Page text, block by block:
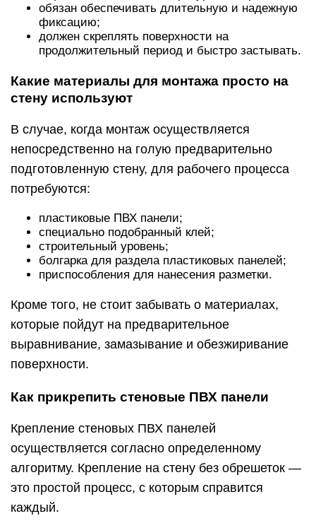
обязан обеспечивать длительную и надежную
фиксацию;
должен скреплять поверхности на
продолжительный период и быстро застывать.
Какие материалы для монтажа просто на
стену используют
В случае, когда монтаж осуществляется
непосредственно на голую предварительно
подготовленную стену, для рабочего процесса
потребуются:
пластиковые ПВХ панели;
специально подобранный клей;
строительный уровень;
болгарка для раздела пластиковых панелей;
приспособления для нанесения разметки.
Кроме того, не стоит забывать о материалах,
которые пойдут на предварительное
выравнивание, замазывание и обезжиривание
поверхности.
Как прикрепить стеновые ПВХ панели
Крепление стеновых ПВХ панелей
осуществляется согласно определенному
алгоритму. Крепление на стену без обрешеток —
это простой процесс, с которым справится
каждый.